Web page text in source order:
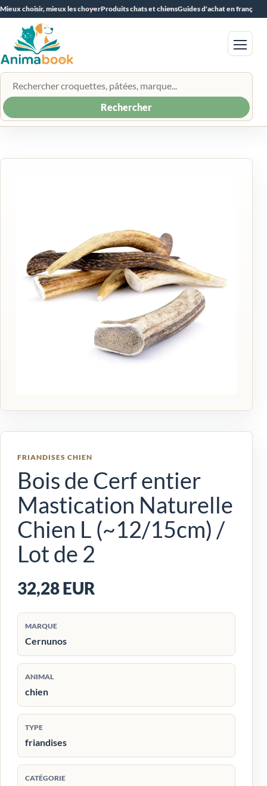
Mieux choisir, mieux les choyerProduits chats et chiensGuides d'achat en français
Rechercher un produit
Rechercher
Menu
FRIANDISES CHIEN
Bois de Cerf entier
Mastication Naturelle
Chien L (~12/15cm) /
Lot de 2
32,28 EUR
MARQUE
Cernunos
ANIMAL
chien
TYPE
friandises
CATÉGORIE